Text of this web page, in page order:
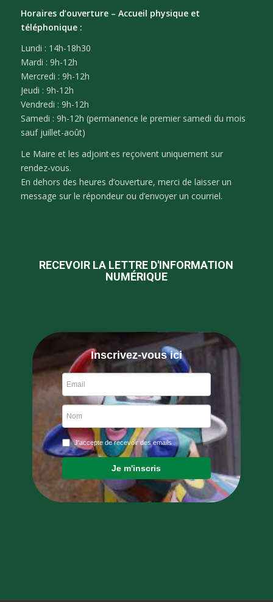
Horaires d’ouverture – Accueil physique et
téléphonique :
Lundi : 14h-18h30
Mardi : 9h-12h
Mercredi : 9h-12h
Jeudi : 9h-12h
Vendredi : 9h-12h
Samedi : 9h-12h (permanence le premier samedi du mois
sauf juillet-août)
Le Maire et les adjoint·es reçoivent uniquement sur
rendez-vous.
En dehors des heures d’ouverture, merci de laisser un
message sur le répondeur ou d’envoyer un courriel.
RECEVOIR LA LETTRE D'INFORMATION
NUMÉRIQUE
Inscrivez-vous ici
J'accepte de recevoir des emails
Je m'inscris